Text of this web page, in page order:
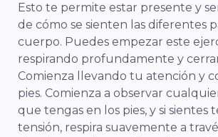
Esto te permite estar presente y
de cómo se sienten las diferentes
cuerpo. Puedes empezar este
respirando profundamente y
Comienza llevando tu atención y
pies. Comienza a observar
que tengas en los pies, y si sientes
tensión, respira suavemente a